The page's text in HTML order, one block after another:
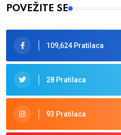
POVEŽITE SE
109,624 Pratilaca
28 Pratilaca
93 Pratilaca